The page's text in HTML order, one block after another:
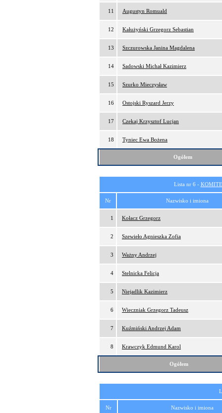
11 Augustyn Romuald
12 Kałużyński Grzegorz Sebastian
13 Szczurowska Janina Magdalena
14 Sadowski Michał Kazimierz
15 Szurko Mieczysław
16 Ostojski Ryszard Jerzy
17 Czekaj Krzysztof Lucjan
18 Tyniec Ewa Bożena
Ogółem
Lista nr 6 -
Nr Nazwisko i imiona
1 Kołacz Grzegorz
2 Szewieło Agnieszka Zofia
3 Ważny Andrzej
4 Stelnicka Felicja
5 Niejadlik Kazimierz
6 Wieczniak Grzegorz Tadeusz
7 Kuźmiński Andrzej Adam
8 Krawczyk Edmund Karol
Ogółem
Nr Nazwisko i imiona